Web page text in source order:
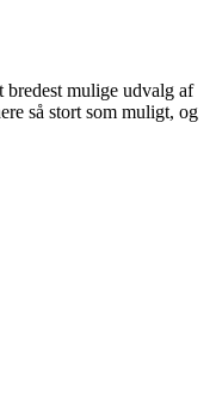
bredest mulige udvalg af
så stort som muligt, og